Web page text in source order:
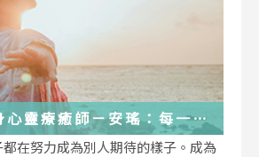
心靈療癒師－安瑤：每一段
為重生的起點
在努力成為別人期待的樣子。成為